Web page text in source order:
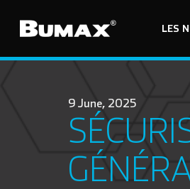
LES
9 June, 2025